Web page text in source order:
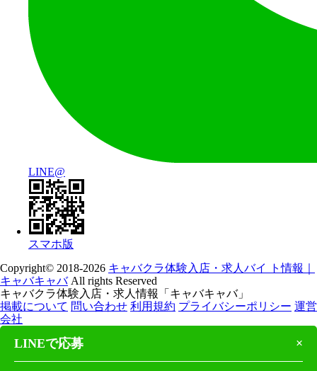
LINE@
スマホ版
Copyright© 2018-2026 キャバクラ体験入店・求人バイ ト情報｜
キャバキャバAll rights Reserved
キャバクラ体験入店・求人情報「キャバキャバ」
掲載について 問い合わせ 利用規約 プライバシーポリシー 運営
会社
LINEで応募 ×